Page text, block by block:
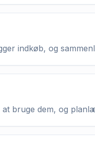
indkøb, og
bruge dem, og